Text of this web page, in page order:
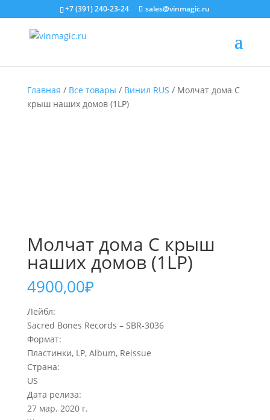
+7 (391) 240-23-24 sales@vinmagic.ru
Главная / Все товары / Винил RUS / Молчат дома С
крыш наших домов (1LP)
Молчат дома С крыш
наших домов (1LP)
4900,00₽
Лейбл:
Sacred Bones Records – SBR-3036
Формат:
Пластинки, LP, Album, Reissue
Страна:
US
Дата релиза:
27 мар. 2020 г.